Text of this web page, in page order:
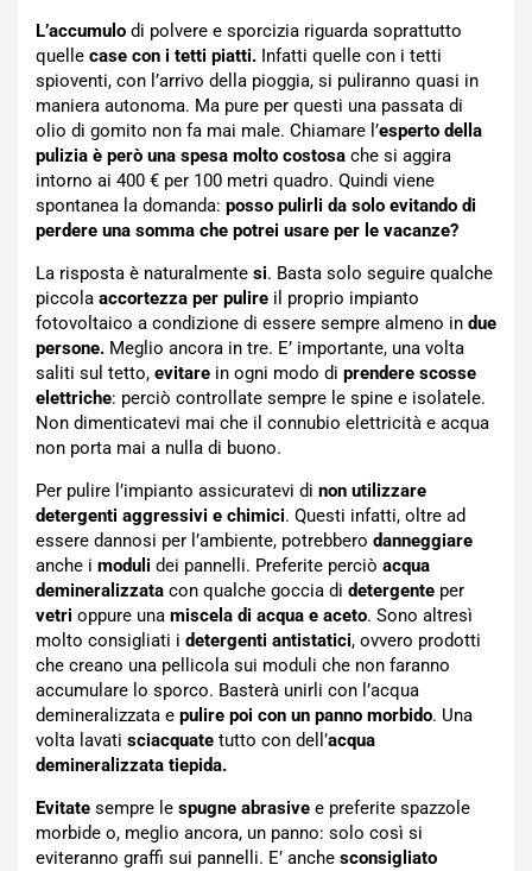
L’accumulo di polvere e sporcizia riguarda soprattutto
quelle case con i tetti piatti. Infatti quelle con i tetti
spioventi, con l’arrivo della pioggia, si puliranno quasi in
maniera autonoma. Ma pure per questi una passata di
olio di gomito non fa mai male. Chiamare l’esperto della
pulizia è però una spesa molto costosa che si aggira
intorno ai 400 € per 100 metri quadro. Quindi viene
spontanea la domanda: posso pulirli da solo evitando di
perdere una somma che potrei usare per le vacanze?
La risposta è naturalmente si. Basta solo seguire qualche
piccola accortezza per pulire il proprio impianto
fotovoltaico a condizione di essere sempre almeno in due
persone. Meglio ancora in tre. E’ importante, una volta
saliti sul tetto, evitare in ogni modo di prendere scosse
elettriche: perciò controllate sempre le spine e isolatele.
Non dimenticatevi mai che il connubio elettricità e acqua
non porta mai a nulla di buono.
Per pulire l’impianto assicuratevi di non utilizzare
detergenti aggressivi e chimici. Questi infatti, oltre ad
essere dannosi per l’ambiente, potrebbero danneggiare
anche i moduli dei pannelli. Preferite perciò acqua
demineralizzata con qualche goccia di detergente per
vetri oppure una miscela di acqua e aceto. Sono altresì
molto consigliati i detergenti antistatici, ovvero prodotti
che creano una pellicola sui moduli che non faranno
accumulare lo sporco. Basterà unirli con l’acqua
demineralizzata e pulire poi con un panno morbido. Una
volta lavati sciacquate tutto con dell’acqua
demineralizzata tiepida.
Evitate sempre le spugne abrasive e preferite spazzole
morbide o, meglio ancora, un panno: solo così si
eviteranno graffi sui pannelli. E’ anche sconsigliato